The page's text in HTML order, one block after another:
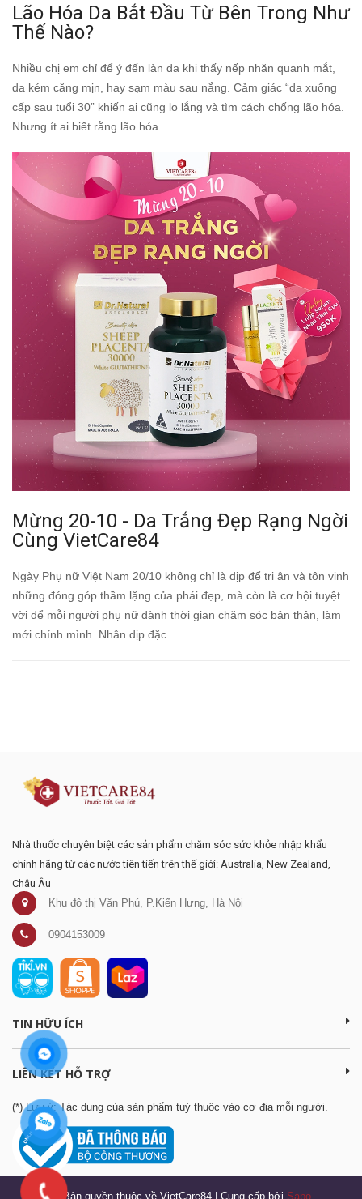
Lão Hóa Da Bắt Đầu Từ Bên Trong Như
Thế Nào?
Nhiều chị em chỉ để ý đến làn da khi thấy nếp nhăn quanh mắt,
da kém căng mịn, hay sạm màu sau nắng. Cảm giác “da xuống
cấp sau tuổi 30” khiến ai cũng lo lắng và tìm cách chống lão hóa.
Nhưng ít ai biết rằng lão hóa...
Mừng 20-10 - Da Trắng Đẹp Rạng Ngời
Cùng VietCare84
Ngày Phụ nữ Việt Nam 20/10 không chỉ là dịp để tri ân và tôn vinh
những đóng góp thầm lặng của phái đẹp, mà còn là cơ hội tuyệt
vời để mỗi người phụ nữ dành thời gian chăm sóc bản thân, làm
mới chính mình. Nhân dịp đặc...
Nhà thuốc chuyên biệt các sản phẩm chăm sóc sức khỏe nhập khẩu
chính hãng từ các nước tiên tiến trên thế giới: Australia, New Zealand,
Châu Âu
Khu đô thị Văn Phú, P.Kiến Hưng, Hà Nội
0904153009
TIN HỮU ÍCH
LIÊN KẾT HỖ TRỢ
(*) Lưu ý: Tác dụng của sản phẩm tuỳ thuộc vào cơ địa mỗi người.
© Bản quyền thuộc về VietCare84 Cung cấp bởi Sapo